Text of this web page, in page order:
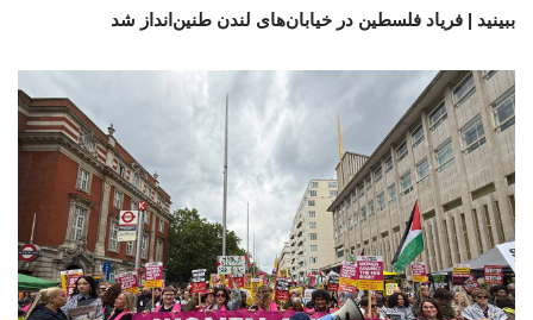
ببینید | فریاد فلسطین در خیابان‌های لندن طنین‌انداز شد